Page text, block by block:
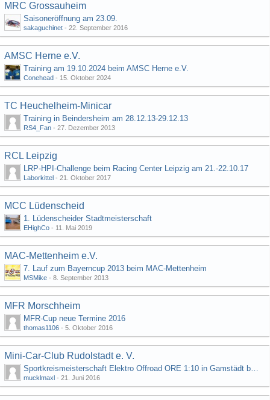
MRC Grossauheim
Saisoneröffnung am 23.09.
sakaguchinet - 22. September 2016
AMSC Herne e.V.
Training am 19.10.2024 beim AMSC Herne e.V.
Conehead - 15. Oktober 2024
TC Heuchelheim-Minicar
Training in Beindersheim am 28.12.13-29.12.13
RS4_Fan - 27. Dezember 2013
RCL Leipzig
LRP-HPI-Challenge beim Racing Center Leipzig am 21.-22.10.17
Laborkittel - 21. Oktober 2017
MCC Lüdenscheid
1. Lüdenscheider Stadtmeisterschaft
EHighCo - 11. Mai 2019
MAC-Mettenheim e.V.
7. Lauf zum Bayerncup 2013 beim MAC-Mettenheim
MSMike - 8. September 2013
MFR Morschheim
MFR-Cup neue Termine 2016
thomas1106 - 5. Oktober 2016
Mini-Car-Club Rudolstadt e. V.
Sportkreismeisterschaft Elektro Offroad ORE 1:10 in Gamstädt bei Erfurt, Outdoor mit Indoor Ausweichmöglichkeit!!!
mucklmaxl - 21. Juni 2016